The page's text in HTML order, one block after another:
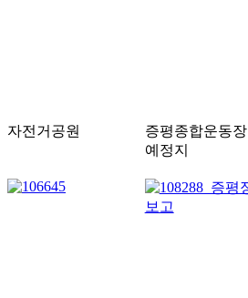
자전거공원
증평종합운동장
예정지